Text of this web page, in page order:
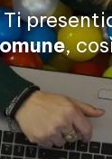
Ti
,